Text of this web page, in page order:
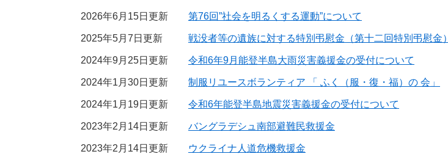
2026年6月15日更新 第76回”社会を明るくする運動”について
2025年5月7日更新 戦没者等の遺族に対する特別弔慰金（第十二回特別弔慰金）
2024年9月25日更新 令和6年9月能登半島大雨災害義援金の受付について
2024年1月30日更新 制服リユースボランティア 「 ふく（服・復・福）の 会」
2024年1月19日更新 令和6年能登半島地震災害義援金の受付について
2023年2月14日更新 バングラデシュ南部避難民救援金
2023年2月14日更新 ウクライナ人道危機救援金